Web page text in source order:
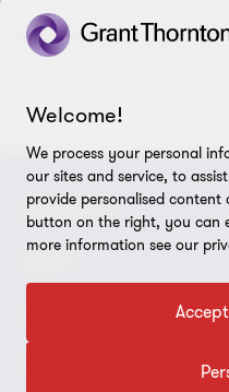
Ervaren manager
CONNECT
Geef ons uw feedback
Vind een expert
Welcome!
We process your personal
our sites and service, to
provide personalised
button on the right, you can
more information see our